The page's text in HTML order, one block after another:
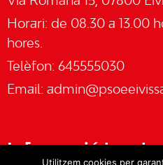
Horari: de 08.30 a 13.00
hores.
Telèfon: 645555030
Email:
Informació legal
Utilitzem cookies per